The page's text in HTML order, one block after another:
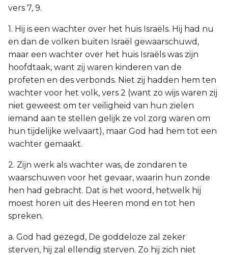
vers 7, 9.
1. Hij is een wachter over het huis Israëls. Hij had nu
en dan de volken buiten Israël gewaarschuwd,
maar een wachter over het huis Israëls was zijn
hoofdtaak, want zij waren kinderen van de
profeten en des verbonds. Niet zij hadden hem ten
wachter voor het volk, vers 2 (want zo wijs waren zij
niet geweest om ter veiligheid van hun zielen
iemand aan te stellen gelijk ze vol zorg waren om
hun tijdelijke welvaart), maar God had hem tot een
wachter gemaakt.
2. Zijn werk als wachter was, de zondaren te
waarschuwen voor het gevaar, waarin hun zonde
hen had gebracht. Dat is het woord, hetwelk hij
moest horen uit des Heeren mond en tot hen
spreken.
a. God had gezegd, De goddeloze zal zeker
sterven, hij zal ellendig sterven. Zo hij zich niet